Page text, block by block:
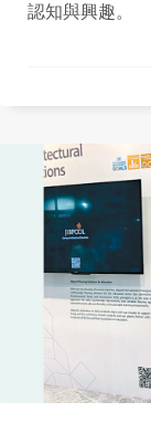
認知與興趣。